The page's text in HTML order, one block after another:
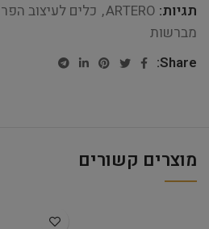
תגיות: ARTERO
, כלים לעיצוב
מברשות
Share:
מוצרים קשורים